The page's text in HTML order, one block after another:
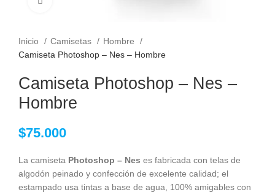
Inicio Camisetas
Hombre
Camiseta Photoshop – Nes – Hombre
Camiseta Photoshop – Nes –
Hombre
$75.000
La camiseta Photoshop – Nes es fabricada con telas de
algodón peinado y confección de excelente calidad; el
estampado usa tintas a base de agua, 100% amigables con